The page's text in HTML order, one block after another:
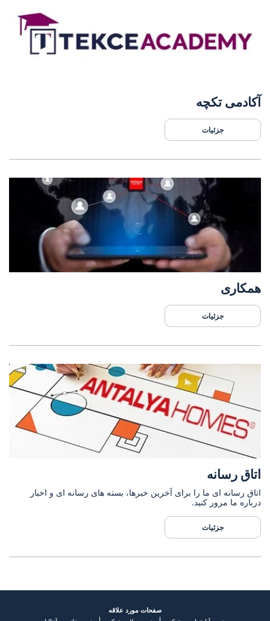
آکادمی تکچه
جزئیات
همکاری
جزئیات
اتاق رسانه
اتاق رسانه ای ما را برای آخرین خبرها، بسته های رسانه ای و اخبار
درباره ما مرور کنید.
جزئیات
صفحات مورد علاقه